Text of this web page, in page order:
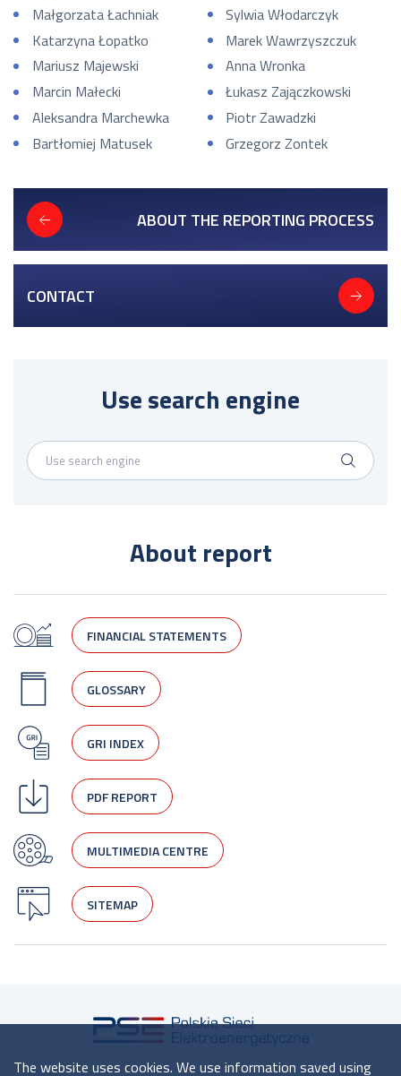
Małgorzata Łachniak
Katarzyna Łopatko
Mariusz Majewski
Marcin Małecki
Aleksandra Marchewka
Bartłomiej Matusek
Sylwia Włodarczyk
Marek Wawrzyszczuk
Anna Wronka
Łukasz Zajączkowski
Piotr Zawadzki
Grzegorz Zontek
ABOUT THE REPORTING PROCESS
CONTACT
Use search engine
About report
FINANCIAL STATEMENTS
GLOSSARY
GRI INDEX
PDF REPORT
MULTIMEDIA CENTRE
SITEMAP
The website uses cookies. We use information saved using